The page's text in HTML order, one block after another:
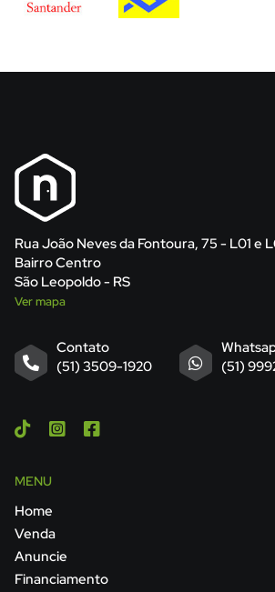
Rua João Neves da Fontoura, 75 - L01 e
Bairro Centro
São Leopoldo - RS
Ver mapa
Contato
(51) 3509-1920
(51)
MENU
Home
Venda
Anuncie
Financiamento